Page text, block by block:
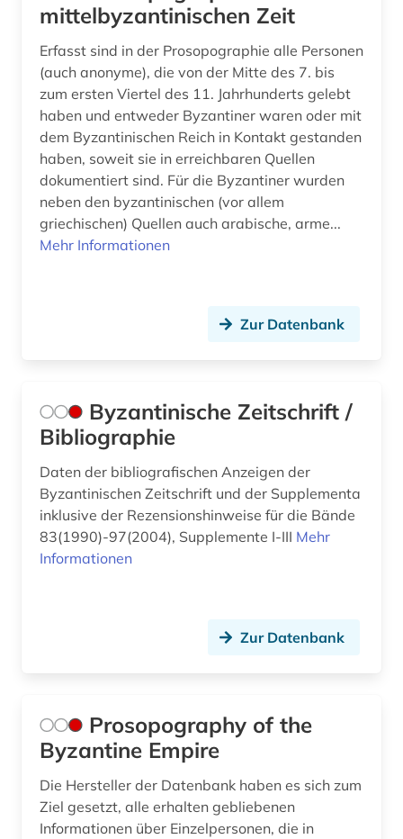
mittelbyzantinischen Zeit
Erfasst sind in der Prosopographie alle Personen
(auch anonyme), die von der Mitte des 7. bis
zum ersten Viertel des 11. Jahrhunderts gelebt
haben und entweder Byzantiner waren oder mit
dem Byzantinischen Reich in Kontakt gestanden
haben, soweit sie in erreichbaren Quellen
dokumentiert sind. Für die Byzantiner wurden
neben den byzantinischen (vor allem
griechischen) Quellen auch arabische, arme...
Mehr Informationen
Zur Datenbank
Byzantinische Zeitschrift /
Bibliographie
Daten der bibliografischen Anzeigen der
Byzantinischen Zeitschrift und der Supplementa
inklusive der Rezensionshinweise für die Bände
83(1990)-97(2004), Supplemente I-III Mehr
Informationen
Zur Datenbank
Prosopography of the
Byzantine Empire
Die Hersteller der Datenbank haben es sich zum
Ziel gesetzt, alle erhalten gebliebenen
Informationen über Einzelpersonen, die in